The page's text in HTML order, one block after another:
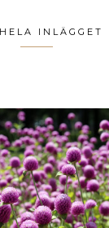
INLÄGGET